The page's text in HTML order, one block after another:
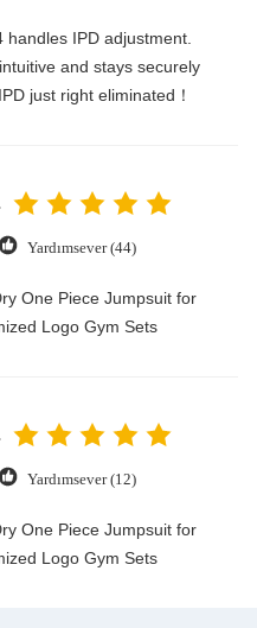
IPD adjustment.
and stays securely
just right eliminated！
Closure
Yardımsever (44)
One Piece Jumpsuit for
Logo Gym Sets
Closure
Yardımsever (12)
One Piece Jumpsuit for
Logo Gym Sets